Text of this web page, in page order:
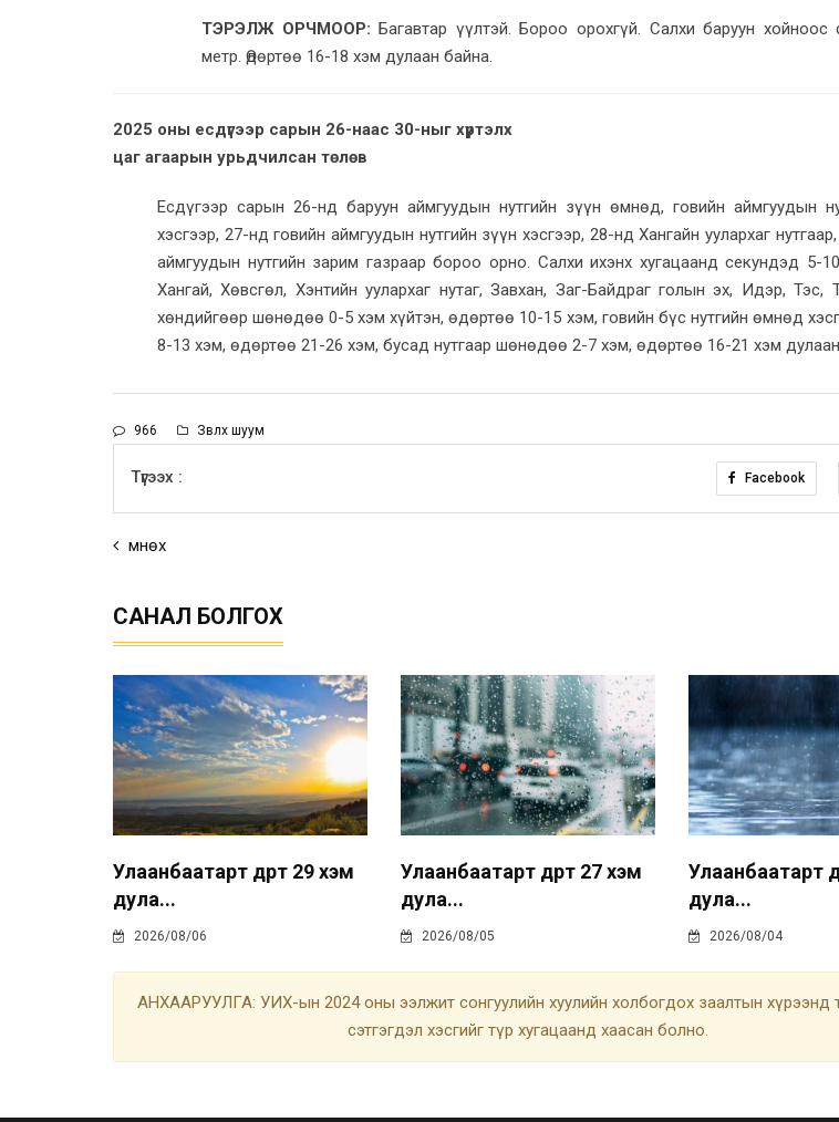
ТЭРЭЛЖ ОРЧМООР: Багавтар үүлтэй. Бороо орохгүй. Салхи баруун хойноос
метр. Өдөртөө 16-18 хэм дулаан байна.
2025 оны есдүгээр сарын 26-наас 30-ныг хүртэлх
цаг агаарын урьдчилсан төлөв
Есдүгээр сарын 26-нд баруун аймгуудын нутгийн зүүн өмнөд, говийн аймгуудын
хэсгээр, 27-нд говийн аймгуудын нутгийн зүүн хэсгээр, 28-нд Хангайн уулархаг
аймгуудын нутгийн зарим газраар бороо орно. Салхи ихэнх хугацаанд секундэд 5-
Хангай, Хөвсгөл, Хэнтийн уулархаг нутаг, Завхан, Заг-Байдраг голын эх, Идэр, Тэс,
хөндийгөөр шөнөдөө 0-5 хэм хүйтэн, өдөртөө 10-15 хэм, говийн бүс нутгийн өмнөд
8-13 хэм, өдөртөө 21-26 хэм, бусад нутгаар шөнөдөө 2-7 хэм, өдөртөө 16-21 хэм
966 Зөвлөх шуум
Түгээх : Facebook
Өмнөх
САНАЛ БОЛГОХ
Улаанбаатарт өдөртөө 29 хэм
дула...
2026/08/06
Улаанбаатарт өдөртөө 27 хэм
дула...
2026/08/05
Улаанбаатарт
дула...
2026/08/04
АНХААРУУЛГА: УИХ-ын 2024 оны ээлжит сонгуулийн хуулийн холбогдох заалтын хүрээнд
сэтгэгдэл хэсгийг түр хугацаанд хаасан болно.